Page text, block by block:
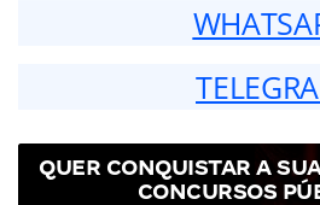
QUER CONQUISTAR A
CONCURSOS